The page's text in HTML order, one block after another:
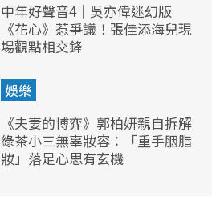
中年好聲音4｜吳亦偉迷幻版
《花心》惹爭議！張佳添海兒現
場觀點相交鋒
娛樂
《夫妻的博弈》郭柏妍親自拆解
綠茶小三無辜妝容：「重手胭脂
妝」落足心思有玄機